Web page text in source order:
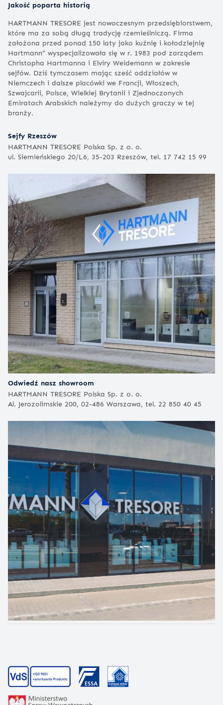
Jakość poparta historią
HARTMANN TRESORE jest nowoczesnym przedsiębiorstwem,
które ma za sobą długą tradycję rzemieślniczą. Firma
założona przed ponad 150 laty jako kuźnię i kołodziejnię
Hartmann” wyspecjalizowała się w r. 1983 pod zarządem
Christopha Hartmanna i Elviry Weidemann w zakresie
sejfów. Dziś tymczasem mając sześć oddziałów w
Niemczech i dalsze placówki we Francji, Włoszech,
Szwajcarii, Polsce, Wielkiej Brytanii i Zjednoczonych
Emiratach Arabskich należymy do dużych graczy w tej
branży.
Sejfy Rzeszów
HARTMANN TRESORE Polska Sp. z o. o.
ul. Siemieńskiego 20/L6, 35-203 Rzeszów, tel. 17 742 15 99
Odwiedź nasz showroom
HARTMANN TRESORE Polska Sp. z o. o.
Al. Jerozolimskie 200, 02-486 Warszawa, tel. 22 850 40 45